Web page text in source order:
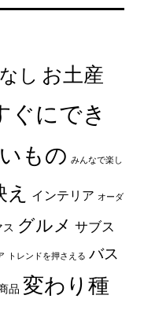
し お土産
ぐにでき
もの みんなで楽し
インテリア オーダ
ス グルメ サブス
トレンドを押さえる バス
品 変わり種